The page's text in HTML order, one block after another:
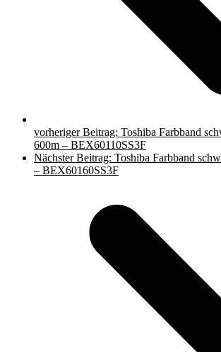
vorheriger Beitrag: Toshiba Farbband
600m – BEX60110SS3F
Nächster Beitrag: Toshiba Farbband
– BEX60160SS3F